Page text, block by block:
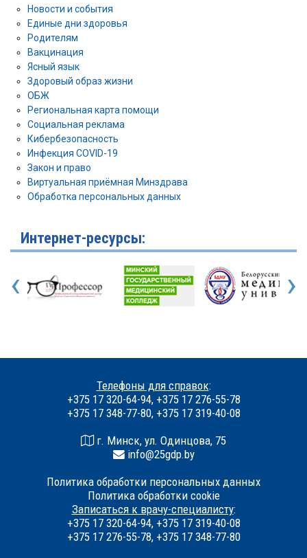
Новости и события
Единые дни здоровья
Родителям
Вакцинация
Ясный язык
Здоровый образ жизни
ОБЖ
Региональная карта помощи
Социальная реклама
Кибербезопасность
Инфекция COVID-19
Закон и право
Виртуальная приёмная Минздрава
Обработка персональных данных
Интернет-ресурсы:
‹ ›
Телефоны для справок:
+375 17 320-64-94, +375 17 276-55-78
+375 17 348-77-80, +375 17 319-40-08
г. Минск, ул. Одинцова, 75
info@25gdp.by
Политика обработки персональных данных
Политика обработки cookie
Записаться к врачу-специалисту:
+375 17 320-64-94, +375 17 319-40-08
+375 17 276-55-78, +375 17 348-77-80